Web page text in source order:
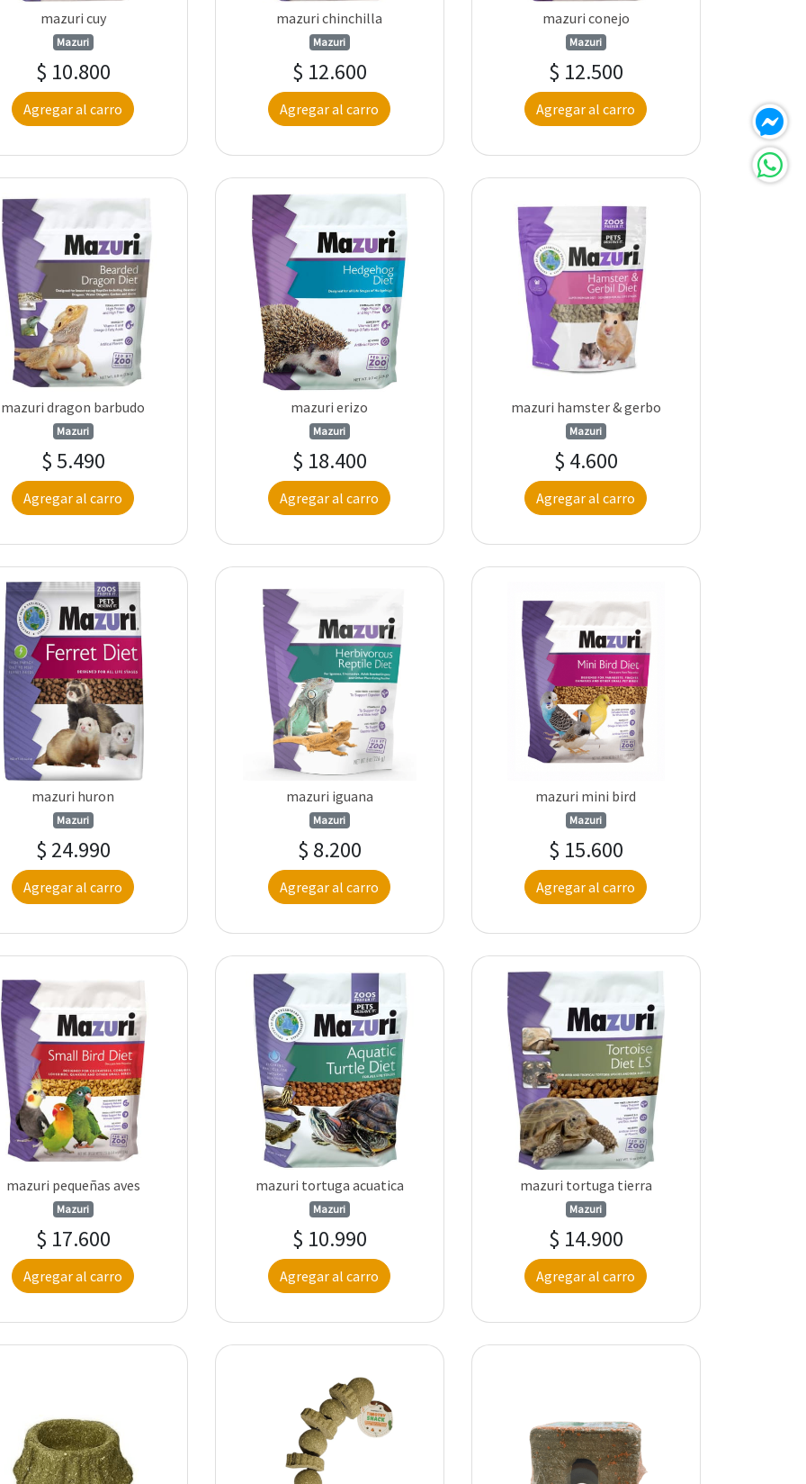
mazuri cuy
Mazuri
$ 10.800
Agregar al carro
mazuri chinchilla
Mazuri
$ 12.600
Agregar al carro
mazuri conejo
Mazuri
$ 12.500
Agregar al carro
mazuri dragon barbudo
Mazuri
$ 5.490
Agregar al carro
mazuri erizo
Mazuri
$ 18.400
Agregar al carro
mazuri hamster & gerbo
Mazuri
$ 4.600
Agregar al carro
mazuri huron
Mazuri
$ 24.990
Agregar al carro
mazuri iguana
Mazuri
$ 8.200
Agregar al carro
mazuri mini bird
Mazuri
$ 15.600
Agregar al carro
mazuri pequeñas aves
Mazuri
$ 17.600
Agregar al carro
mazuri tortuga acuatica
Mazuri
$ 10.990
Agregar al carro
mazuri tortuga tierra
Mazuri
$ 14.900
Agregar al carro